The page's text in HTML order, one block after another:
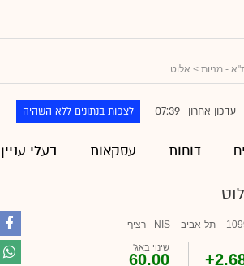
- מניות > אלוט
עדכון אחרון 07:39 לצפות בנתונים ללא השהיה
דוחות עסקאות בעלי עניין
תל-אביב NIS רציף
שינוי באג'
60.00